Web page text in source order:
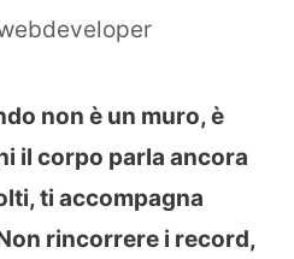
non è un muro, è
il corpo parla ancora
ti accompagna
rincorrere i record,